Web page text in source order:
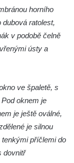
horního
ratolest,
v podobě čelně
ústy a
ve špaletě, s
oknem je
je ještě oválné,
je silnou
příčlemi do
dovnitř